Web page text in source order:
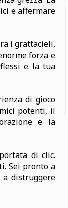
e affermare
i grattacieli,
forza e
e la tua
di gioco
potenti, il
e la
di clic.
Sei pronto a
distruggere